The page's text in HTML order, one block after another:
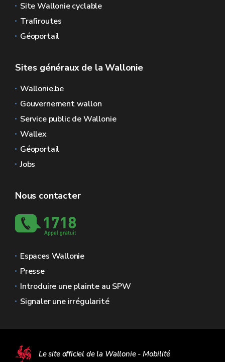
Site Wallonie cyclable
Trafiroutes
Géoportail
Sites généraux de la Wallonie
Wallonie.be
Gouvernement wallon
Service public de Wallonie
Wallex
Géoportail
Jobs
Nous contacter
Espaces Wallonie
Presse
Introduire une plainte au SPW
Signaler une irrégularité
Le site officiel de la Wallonie - Mobilité